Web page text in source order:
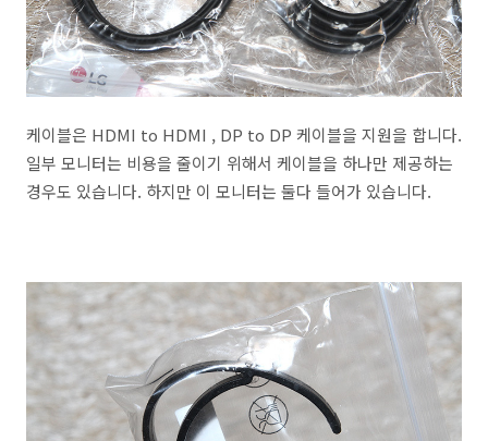
케이블은 HDMI to HDMI , DP to DP 케이블을 지원을 합니다.
일부 모니터는 비용을 줄이기 위해서 케이블을 하나만 제공하는
경우도 있습니다. 하지만 이 모니터는 둘다 들어가 있습니다.